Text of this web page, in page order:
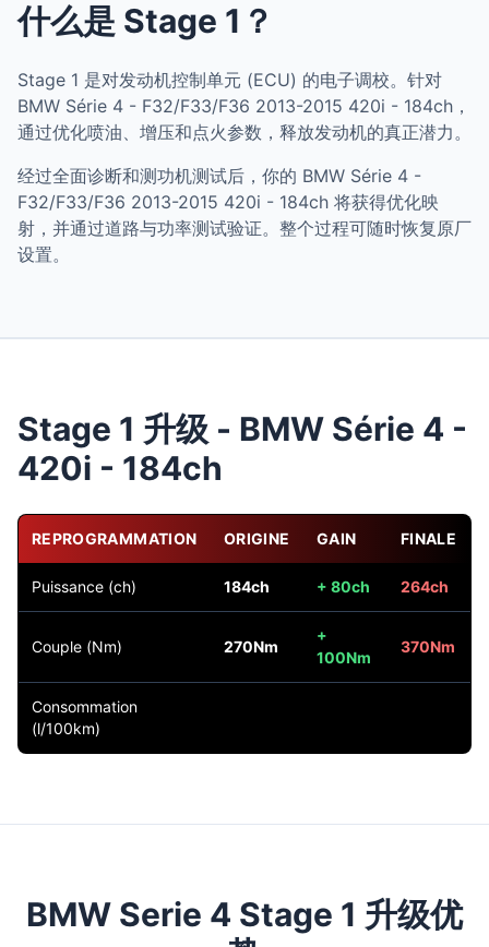
什么是 Stage 1？
Stage 1 是对发动机控制单元 (ECU) 的电子调校。针对
BMW Série 4 - F32/F33/F36 2013-2015 420i - 184ch，
通过优化喷油、增压和点火参数，释放发动机的真正潜力。
经过全面诊断和测功机测试后，你的 BMW Série 4 -
F32/F33/F36 2013-2015 420i - 184ch 将获得优化映
射，并通过道路与功率测试验证。整个过程可随时恢复原厂
设置。
Stage 1 升级 - BMW Série 4 -
420i - 184ch
REPROGRAMMATION ORIGINE GAIN FINALE
Puissance (ch) 184ch + 80ch 264ch
Couple (Nm) 270Nm
+
100Nm
370Nm
Consommation
(l/100km)
BMW Serie 4 Stage 1 升级优